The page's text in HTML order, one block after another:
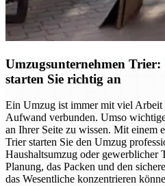
Umzugsunternehmen Trier:
starten Sie richtig an
Ein Umzug ist immer mit viel Arbeit
Aufwand verbunden. Umso
an Ihrer Seite zu wissen. Mit einem
Trier starten Sie den Umzug
Haushaltsumzug oder gewerblicher
Planung, das Packen und den
das Wesentliche konzentrieren